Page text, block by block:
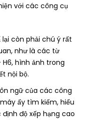
với các công cụ
còn phải chú ý rất
như là các từ
H6, hình ảnh trong
nội bộ.
ngữ của các công
ấy tìm kiếm, hiểu
độ xếp hạng cao